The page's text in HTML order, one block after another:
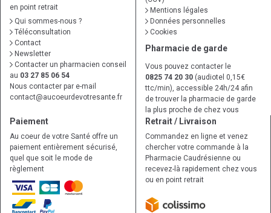
en point retrait
Qui sommes-nous ?
Téléconsultation
Contact
Newsletter
Contacter un pharmacien conseil
au 03 27 85 06 54
Nous contacter par e-mail
contact@aucoeurdevotresante.fr
Mentions légales
Données personnelles
Cookies
Pharmacie de garde
Vous pouvez contacter le
0825 74 20 30 (audiotel 0,15€
ttc/min), accessible 24h/24 afin
de trouver la pharmacie de garde
la plus proche de chez vous
Paiement
Au coeur de votre Santé offre un
paiement entièrement sécurisé,
quel que soit le mode de
règlement
Retrait / Livraison
Commandez en ligne et venez
chercher votre commande à la
Pharmacie Caudrésienne ou
recevez-là rapidement chez vous
ou en point retrait